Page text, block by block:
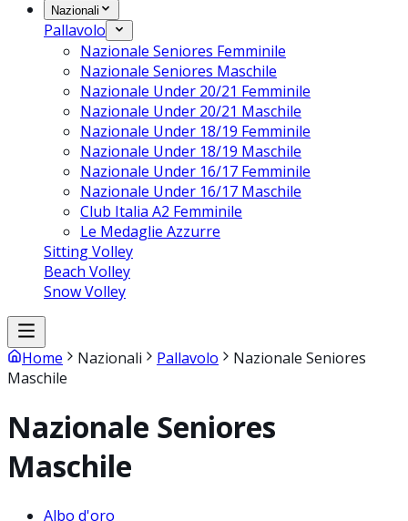
Nazionali
Pallavolo
Nazionale Seniores Femminile
Nazionale Seniores Maschile
Nazionale Under 20/21 Femminile
Nazionale Under 20/21 Maschile
Nazionale Under 18/19 Femminile
Nazionale Under 18/19 Maschile
Nazionale Under 16/17 Femminile
Nazionale Under 16/17 Maschile
Club Italia A2 Femminile
Le Medaglie Azzurre
Sitting Volley
Beach Volley
Snow Volley
Home Nazionali Pallavolo
Nazionale Seniores
Maschile
Nazionale Seniores
Maschile
Albo d'oro